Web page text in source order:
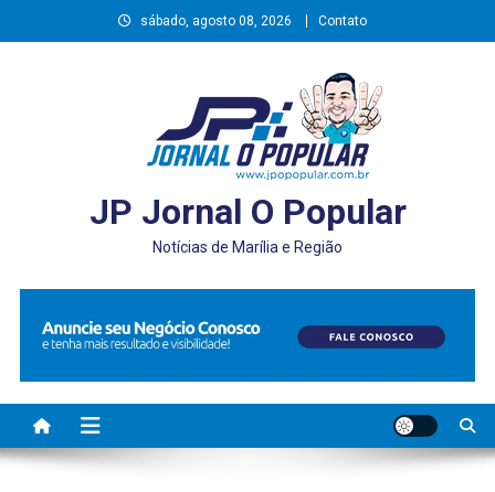
to
sábado, agosto 08, 2026 Contato
JP Jornal O Popular
Notícias de Marília e Região